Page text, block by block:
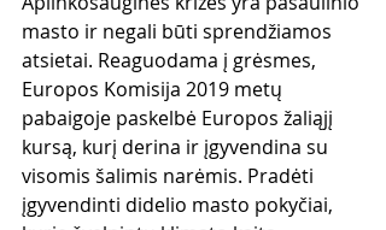
masto ir negali būti sprendžiamos
atsietai. Reaguodama į grėsmes,
Europos Komisija 2019 metų
pabaigoje paskelbė Europos žaliąjį
kursą, kurį derina ir įgyvendina su
visomis šalimis narėmis. Pradėti
įgyvendinti didelio masto pokyčiai,